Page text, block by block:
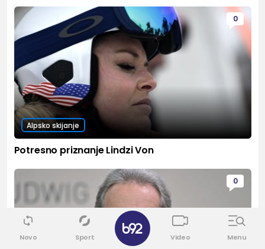
0
Alpsko skijanje
Potresno priznanje Lindzi Von
0
Novo Sport Video Menu
✕